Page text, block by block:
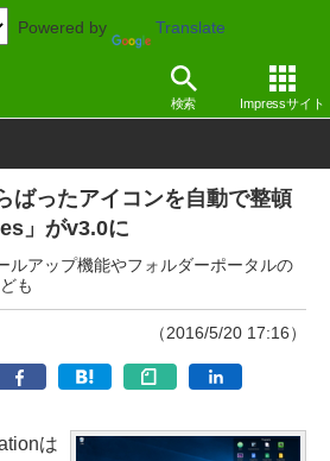
Powered by Translate
検索 Impressサイト
ル Windows
ばったアイコンを自動で整頓
」がv3.0に
ルアップ機能やフォルダーポータルの
も
（2016/5/20 17:16）
は